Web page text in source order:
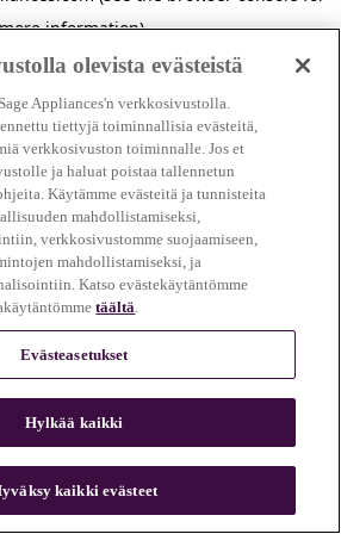
more information).
olevista evästeistä
Appliances'n verkkosivustolla.
tiettyjä toiminnallisia evästeitä,
verkkosivuston toiminnalle. Jos et
ja haluat poistaa tallennetun
Käytämme evästeitä ja tunnisteita
mahdollistamiseksi,
verkkosivustomme suojaamiseen,
mahdollistamiseksi, ja
Katso evästekäytäntömme
täältä.
Evästeasetukset
Hylkää kaikki
kaikki evästeet